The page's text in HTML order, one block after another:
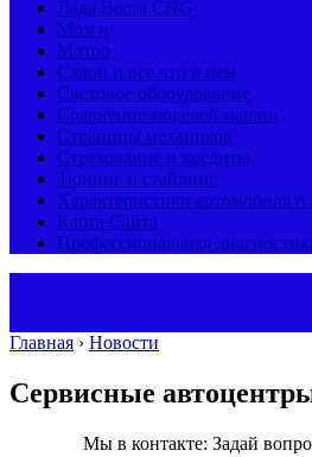
Лада Веста CNG
Мозги
Мотор
Салон и все что в нем
Световое оборудование
Сравнение моделей машин
Страницы механиков
Страхование и кредиты
Тюнинг и стайлинг
Характеристики автомобиля и
Карта Сайта
Профессиональная
Главная › Новости
Сервисные
Мы в контакте: Задай